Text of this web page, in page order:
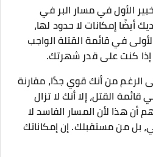
الأول في مسار البر في
أيضًا إمكانات لا حدود لها،
في قائمة القتلة الواجب
إذا كنت على قدر شهرتك.
الرغم من أنك قوي جدًا، مقارنة
القتل، إلا أنك لا تزال
أن هذا لأن المسار الفاسد لا
بل من مستقبلك. إن إمكاناتك